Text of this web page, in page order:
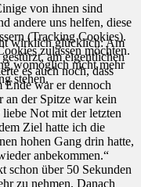
wirklich glücklich: Am
am eigentlichen
es auch noch, dass
war er dennoch
der Spitze war kein
Not mit der letzten
Ziel hatte ich die
hohen Gang drin hatte,
anbekommen.“
schon über 50 Sekunden
zu nehmen. Danach
von ihnen sind
andere uns helfen, diese
(Tracking Cookies).
zulassen möchten.
womöglich nicht mehr
stehen.